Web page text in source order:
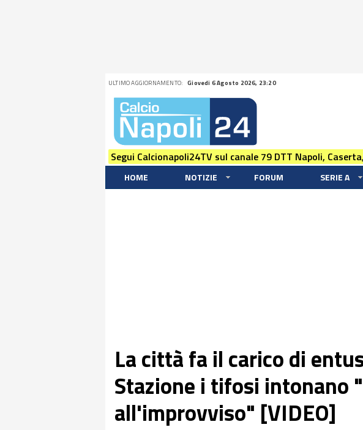
ULTIMO AGGIORNAMENTO: Giovedi 6 Agosto 2026, 23:20
Segui Calcionapoli24TV sul canale 79 DTT Napoli,
HOME NOTIZIE FORUM SERIE A
La città fa il carico di
Stazione i tifosi intonano
all'improvviso" [VIDEO]